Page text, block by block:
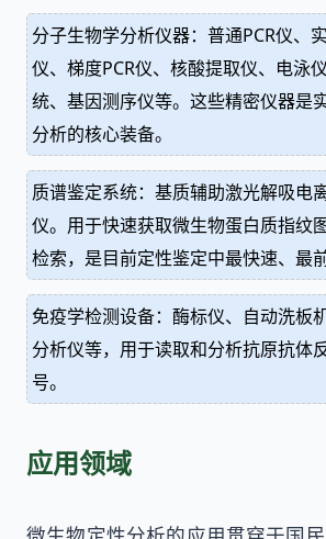
分子生物学分析仪器：普通PCR仪、
仪、梯度PCR仪、核酸提取仪、电泳
统、基因测序仪等。这些精密仪器是
分析的核心装备。
质谱鉴定系统：基质辅助激光解吸电
仪。用于快速获取微生物蛋白质指纹
检索，是目前定性鉴定中最快速、最
免疫学检测设备：酶标仪、自动洗板
分析仪等，用于读取和分析抗原抗体
号。
应用领域